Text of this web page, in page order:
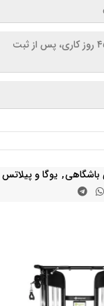
آماده سازی و ارسال: ۴۵ روز کاری، پس از ثبت
باشگاهی, یوگا و پیلاتس